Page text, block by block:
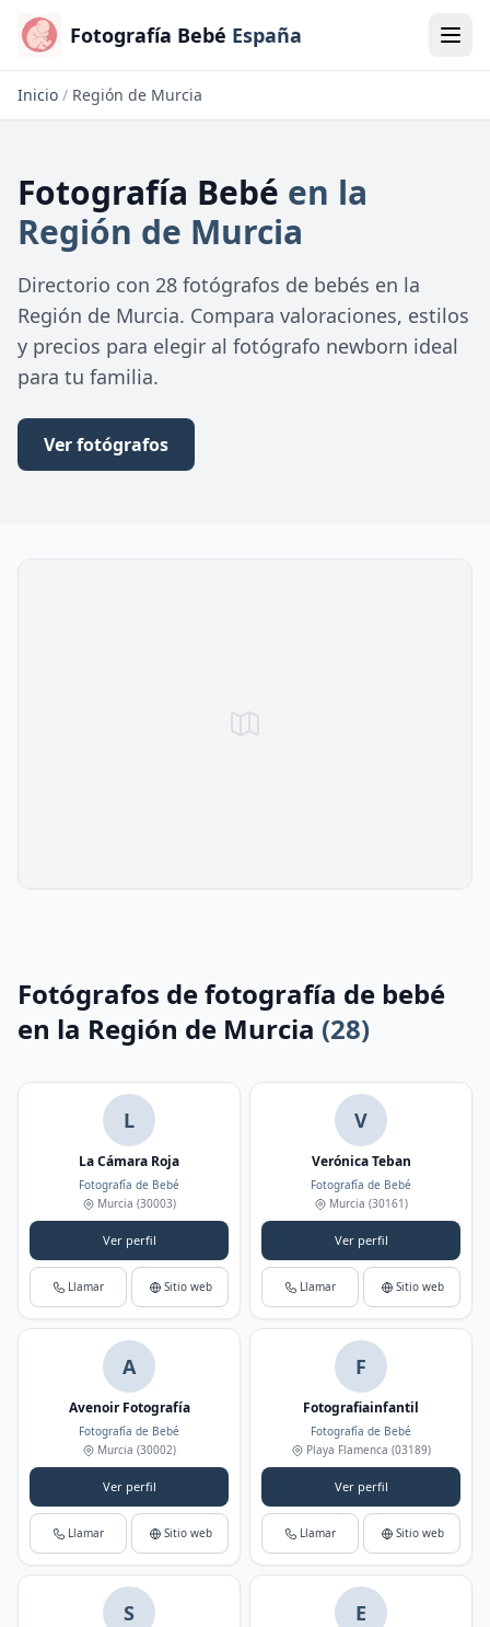
Fotografía Bebé España
Inicio / Región de Murcia
Fotografía Bebé en la
Región de Murcia
Directorio con 28 fotógrafos de bebés en la
Región de Murcia. Compara valoraciones, estilos
y precios para elegir al fotógrafo newborn ideal
para tu familia.
Ver fotógrafos
Fotógrafos de fotografía de bebé
en la Región de Murcia (28)
L
La Cámara Roja
Fotografía de Bebé
Murcia (30003)
Ver perfil
Llamar Sitio web
V
Verónica Teban
Fotografía de Bebé
Murcia (30161)
Ver perfil
Llamar Sitio web
A
Avenoir Fotografía
Fotografía de Bebé
Murcia (30002)
Ver perfil
Llamar Sitio web
F
Fotografiainfantil
Fotografía de Bebé
Playa Flamenca (03189)
Ver perfil
Llamar Sitio web
S E